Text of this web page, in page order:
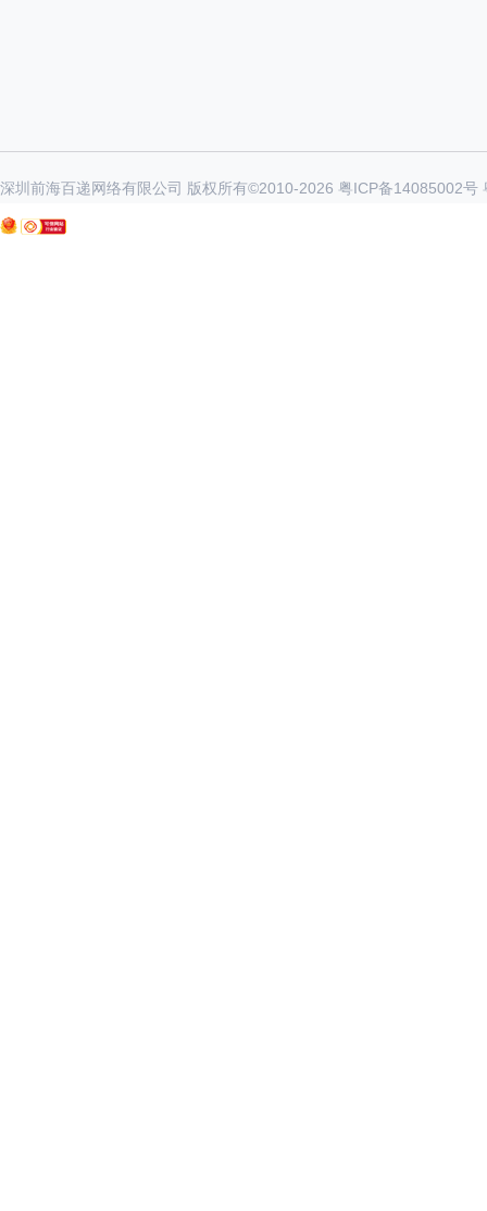
深圳前海百递网络有限公司 版权所有©2010-2026 粤ICP备14085002号